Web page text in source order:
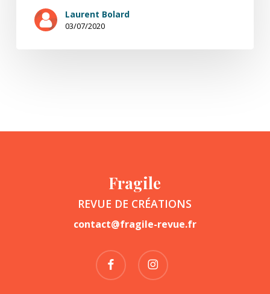
Laurent Bolard
03/07/2020
Fragile
REVUE DE CRÉATIONS
contact@fragile-revue.fr
facebook instagram